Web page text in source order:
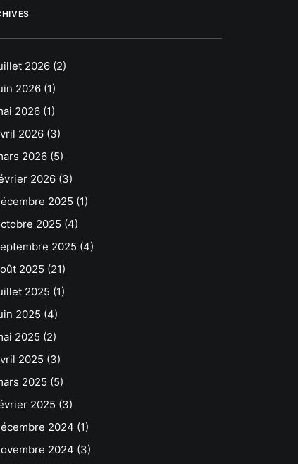
2026 (2)
2026 (1)
2026 (1)
2026 (3)
2026 (5)
2026 (3)
2025 (1)
2025 (4)
2025 (4)
2025 (21)
2025 (1)
2025 (4)
2025 (2)
2025 (3)
2025 (5)
2025 (3)
2024 (1)
2024 (3)